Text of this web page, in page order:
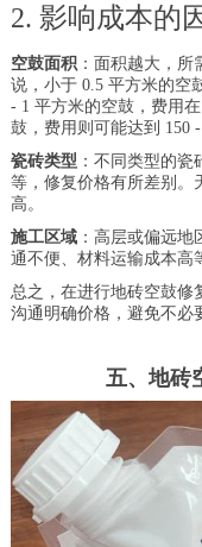
2. 影响成本的
空鼓面积：面积越大，所
说，小于 0.5 平方米的空
- 1 平方米的空鼓，费用
鼓，费用则可能达到 150
瓷砖类型 ：不同类型的
等，修复价格有所差别。
高。
施工区域：高层或偏远地
通不便、材料运输成本高
总之，在进行地砖空鼓修
沟通明确价格，避免不必
五、地砖